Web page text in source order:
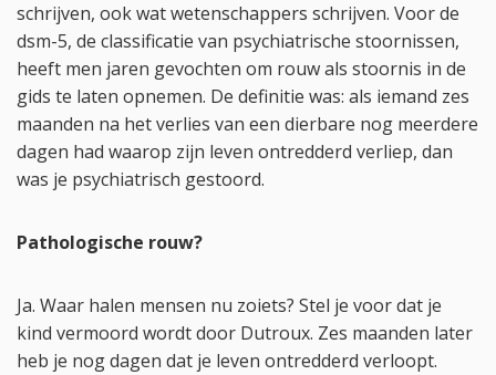
schrijven, ook wat wetenschappers schrijven. Voor de
dsm-5, de classificatie van psychiatrische stoornissen,
heeft men jaren gevochten om rouw als stoornis in de
gids te laten opnemen. De definitie was: als iemand zes
maanden na het verlies van een dierbare nog meerdere
dagen had waarop zijn leven ontredderd verliep, dan
was je psychiatrisch gestoord.
Pathologische rouw?
Ja. Waar halen mensen nu zoiets? Stel je voor dat je
kind vermoord wordt door Dutroux. Zes maanden later
heb je nog dagen dat je leven ontredderd verloopt.